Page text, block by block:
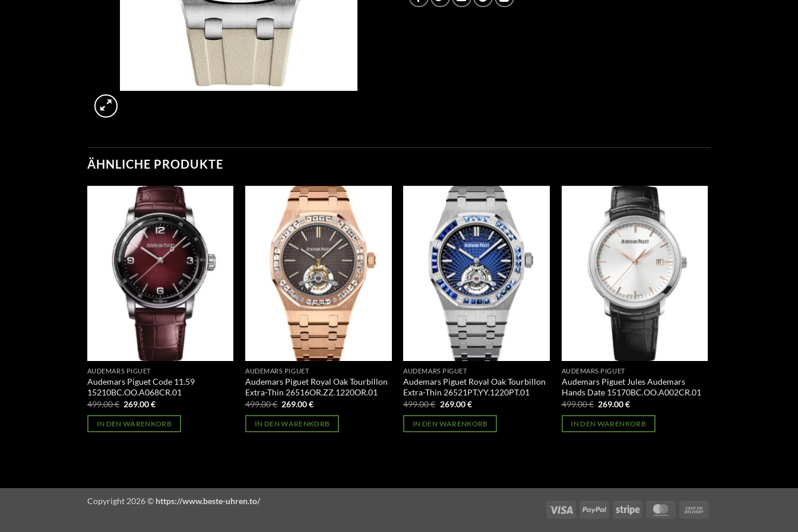
ÄHNLICHE PRODUKTE
AUDEMARS PIGUET
Audemars Piguet Code 11.59
15210BC.OO.A068CR.01
499.00€ Ursprünglicher
war:
499.00 €
269.00€Aktueller
ist:
269.00 €.
IN DEN WARENKORB
AUDEMARS PIGUET
Audemars Piguet Royal Oak Tourbillon
Extra-Thin 26516OR.ZZ.1220OR.01
499.00€ Ursprünglicher
war:
499.00 €
269.00€Aktueller
ist:
269.00 €.
IN DEN WARENKORB
AUDEMARS PIGUET
Audemars Piguet Royal Oak Tourbillon
Extra-Thin 26521PT.YY.1220PT.01
499.00€ Ursprünglicher
war:
499.00 €
269.00€Aktueller
ist:
269.00 €.
IN DEN WARENKORB
AUDEMARS PIGUET
Audemars Piguet Jules Audemars
Hands Date 15170BC.OO.A002CR.01
499.00€ Ursprünglicher
war:
499.00 €
269.00€Aktueller
ist:
269.00 €.
IN DEN WARENKORB
Visa PayPal Stripe MasterCard
Copyright 2026 © https://www.beste-uhren.to/